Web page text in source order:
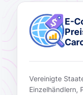
E-
Vereinigte
Einzelhändlern,